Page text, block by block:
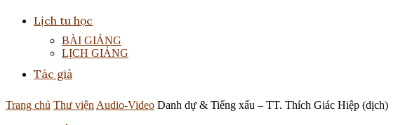
Lịch tu học
BÀI GIẢNG
LỊCH GIẢNG
Tác giả
Trang chủ Thư viện Audio-Video Danh dự & Tiếng xấu – TT. Thích Giác Hiệp (dịch)